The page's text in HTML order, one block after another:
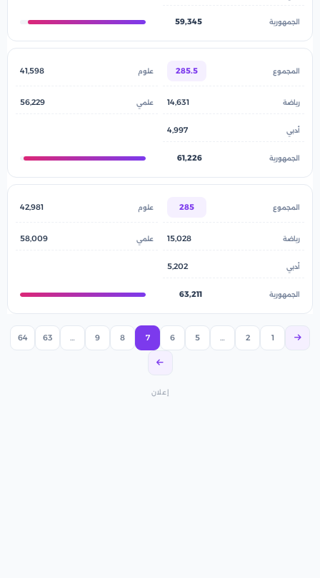
59,345
285.5
41,598
14,631
56,229
4,997
61,226
285
42,981
15,028
58,009
5,202
63,211
1
2
…
5
6
7
8
9
…
63
64
إعلان